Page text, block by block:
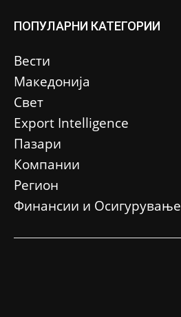
ПОПУЛАРНИ КАТЕГОРИИ
Вести
Македонија
Свет
Еxport Intelligence
Пазари
Компании
Регион
Финансии и Осигурување